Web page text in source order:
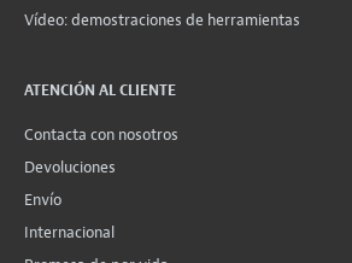
Vídeo: demostraciones de herramientas
ATENCIÓN AL CLIENTE
Contacta con nosotros
Devoluciones
Envío
Internacional